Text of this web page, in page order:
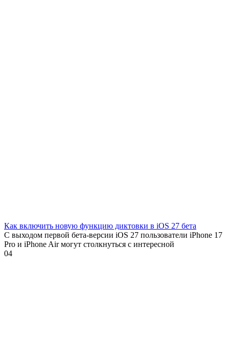
Как включить новую функцию диктовки в iOS 27 бета
С выходом первой бета-версии iOS 27 пользователи iPhone 17
Pro и iPhone Air могут столкнуться с интересной
04